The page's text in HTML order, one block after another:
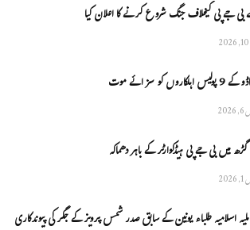
بی جے پی کیخلاف جنگ شروع کرنے کا اعلان کیا
کو سزائے موت
میں بی جے پی ہیڈکوارٹر کے باہر دھماکہ
اسلامیہ طلباء یونین کے سابق صدر شمس پرویز کے جگر کی پیوندکاری